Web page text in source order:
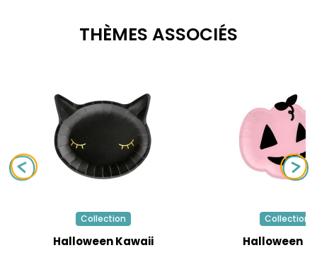
THÈMES ASSOCIÉS
Collection
Halloween Kawaii
Collection
Halloween